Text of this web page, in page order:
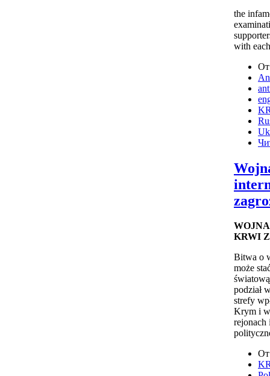
the
with
От
KRWI
Bitwa o
może
podział
strefy
Krym i
rejonach
От